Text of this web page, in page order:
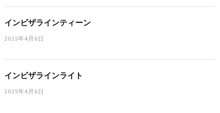
インビザラインティーン
2015年4月6日
インビザラインライト
2015年4月6日